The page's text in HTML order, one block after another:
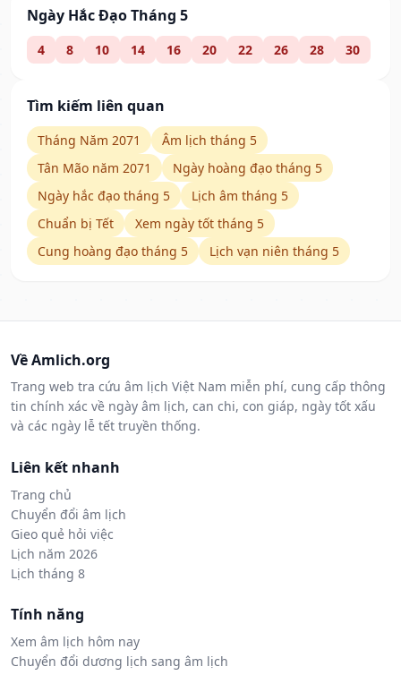
Ngày Hắc Đạo Tháng 5
4 8 10 14 16 20 22 26 28 30
Tìm kiếm liên quan
Tháng Năm 2071
Âm lịch tháng 5
Tân Mão năm 2071
Ngày hoàng đạo tháng 5
Ngày hắc đạo tháng 5
Lịch âm tháng 5
Chuẩn bị Tết
Xem ngày tốt tháng 5
Cung hoàng đạo tháng 5
Lịch vạn niên tháng 5
Về Amlich.org
Trang web tra cứu âm lịch Việt Nam miễn phí, cung cấp thông
tin chính xác về ngày âm lịch, can chi, con giáp, ngày tốt xấu
và các ngày lễ tết truyền thống.
Liên kết nhanh
Trang chủ
Chuyển đổi âm lịch
Gieo quẻ hỏi việc
Lịch năm 2026
Lịch tháng 8
Tính năng
Xem âm lịch hôm nay
Chuyển đổi dương lịch sang âm lịch